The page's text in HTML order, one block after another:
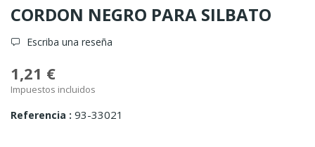
CORDON NEGRO PARA SILBATO
Escriba una reseña
1,21 €
Impuestos incluidos
Referencia 93-33021